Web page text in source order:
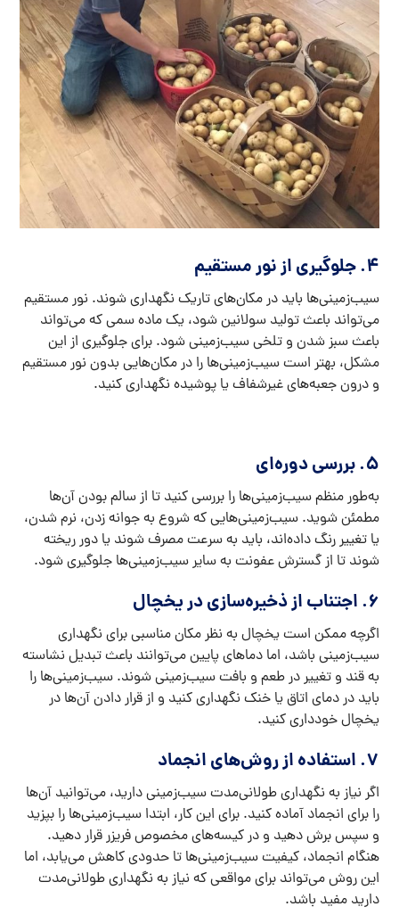
4. جلوگیری از نور مستقیم
سیب‌زمینی‌ها باید در مکان‌های تاریک نگهداری شوند. نور مستقیم
می‌تواند باعث تولید سولانین شود، یک ماده سمی که می‌تواند
باعث سبز شدن و تلخی سیب‌زمینی شود. برای جلوگیری از این
مشکل، بهتر است سیب‌زمینی‌ها را در مکان‌هایی بدون نور مستقیم
و درون جعبه‌های غیرشفاف یا پوشیده نگهداری کنید.
5. بررسی دوره‌ای
به‌طور منظم سیب‌زمینی‌ها را بررسی کنید تا از سالم بودن آن‌ها
مطمئن شوید. سیب‌زمینی‌هایی که شروع به جوانه زدن، نرم شدن،
یا تغییر رنگ داده‌اند، باید به سرعت مصرف شوند یا دور ریخته
شوند تا از گسترش عفونت به سایر سیب‌زمینی‌ها جلوگیری شود.
6. اجتناب از ذخیره‌سازی در یخچال
اگرچه ممکن است یخچال به نظر مکان مناسبی برای نگهداری
سیب‌زمینی باشد، اما دماهای پایین می‌توانند باعث تبدیل نشاسته
به قند و تغییر در طعم و بافت سیب‌زمینی شوند. سیب‌زمینی‌ها را
باید در دمای اتاق یا خنک نگهداری کنید و از قرار دادن آن‌ها در
یخچال خودداری کنید.
7. استفاده از روش‌های انجماد
اگر نیاز به نگهداری طولانی‌مدت سیب‌زمینی دارید، می‌توانید آن‌ها
را برای انجماد آماده کنید. برای این کار، ابتدا سیب‌زمینی‌ها را بپزید
و سپس برش دهید و در کیسه‌های مخصوص فریزر قرار دهید.
هنگام انجماد، کیفیت سیب‌زمینی‌ها تا حدودی کاهش می‌یابد، اما
این روش می‌تواند برای مواقعی که نیاز به نگهداری طولانی‌مدت
دارید مفید باشد.